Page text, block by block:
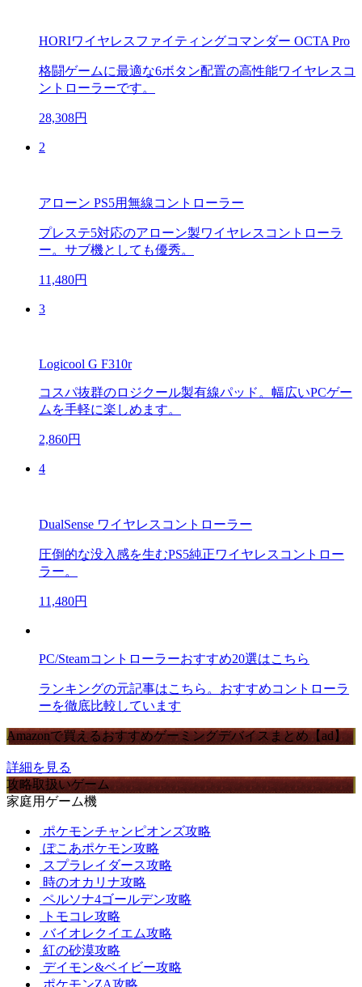
HORIワイヤレスファイティングコマンダー OCTA Pro
格闘ゲームに最適な6ボタン配置の高性能ワイヤレスコ
ントローラーです。
28,308円
2
アローン PS5用無線コントローラー
プレステ5対応のアローン製ワイヤレスコントローラ
ー。サブ機としても優秀。
11,480円
3
Logicool G F310r
コスパ抜群のロジクール製有線パッド。幅広いPCゲー
ムを手軽に楽しめます。
2,860円
4
DualSense ワイヤレスコントローラー
圧倒的な没入感を生むPS5純正ワイヤレスコントロー
ラー。
11,480円
PC/Steamコントローラーおすすめ20選はこちら
ランキングの元記事はこちら。おすすめコントローラ
ーを徹底比較しています
Amazonで買えるおすすめゲーミングデバイスまとめ【ad】
詳細を見る
攻略取扱いゲーム
家庭用ゲーム機
ポケモンチャンピオンズ攻略
ぽこあポケモン攻略
スプラレイダース攻略
時のオカリナ攻略
ペルソナ4ゴールデン攻略
トモコレ攻略
バイオレクイエム攻略
紅の砂漠攻略
デイモン&ベイビー攻略